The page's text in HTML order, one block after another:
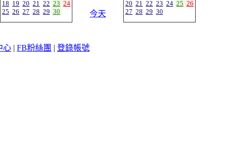
18 19 20 21 22 23 24
25 26 27 28 29 30 今天
20 21 22 23 24 25 26
27 28 29 30
心 | FB粉絲團 | 登錄帳號